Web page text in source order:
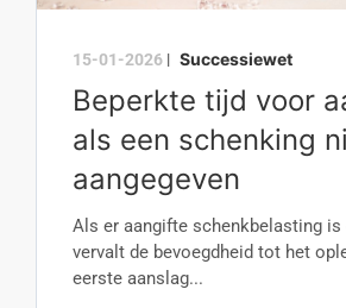
15-01-2026 | Successiewet
Beperkte tijd voor
als een schenking
aangegeven
Als er aangifte schenkbelasting is
vervalt de bevoegdheid tot het
eerste aanslag...